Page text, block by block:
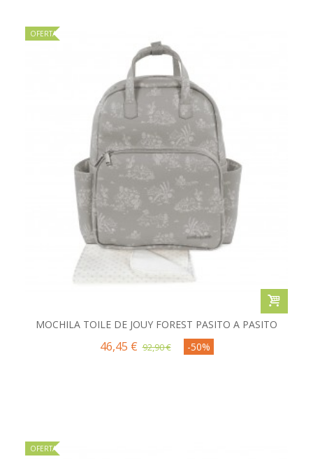
OFERTA
MOCHILA TOILE DE JOUY FOREST PASITO A PASITO
46,45 € 92,90 € -50%
OFERTA